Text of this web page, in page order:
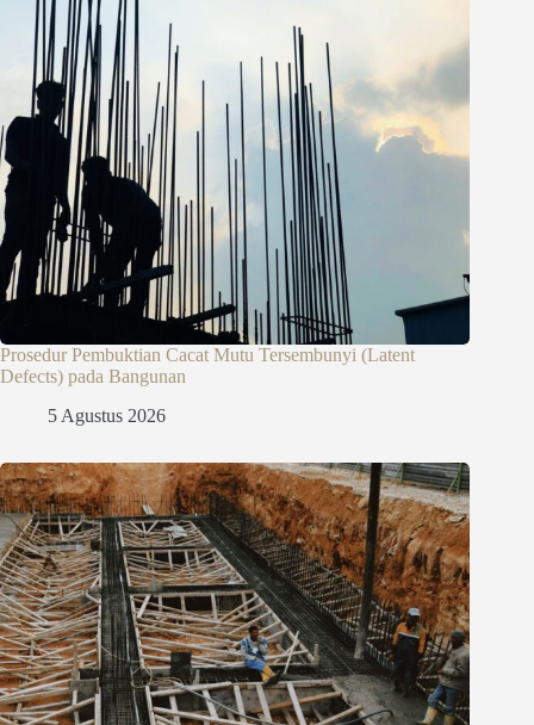
Prosedur Pembuktian Cacat Mutu Tersembunyi (Latent
Defects) pada Bangunan
5 Agustus 2026